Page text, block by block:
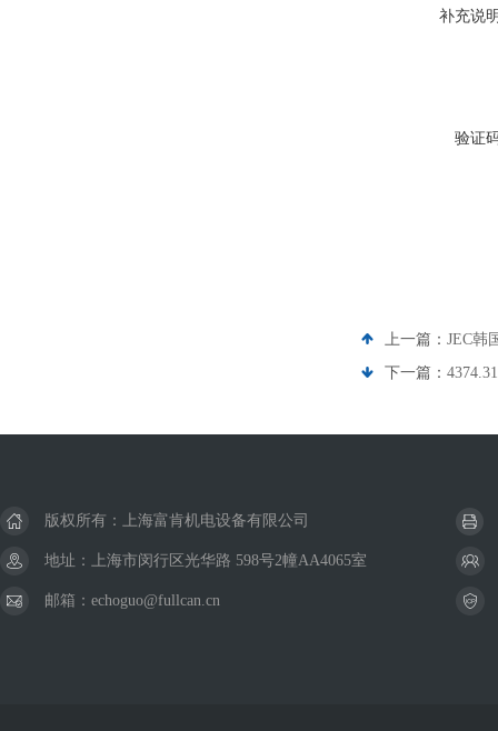
补充说
验证
上一篇： JEC韩
下一篇：
版权所有：上海富肯机电设备有限公司
地址：上海市闵行区光华路 598号2幢AA4065室
邮箱：echoguo@fullcan.cn